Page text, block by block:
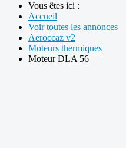
Vous êtes ici :
Accueil
Voir toutes les annonces
Aeroccaz v2
Moteurs thermiques
Moteur DLA 56